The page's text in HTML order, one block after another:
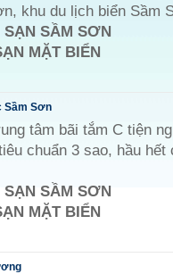
khu du lịch biển Sầm
SẠN SẦM SƠN
MẶT BIỂN
Sầm Sơn
tâm bãi tắm C tiện
chuẩn 3 sao, hầu hết
SẠN SẦM SƠN
MẶT BIỂN